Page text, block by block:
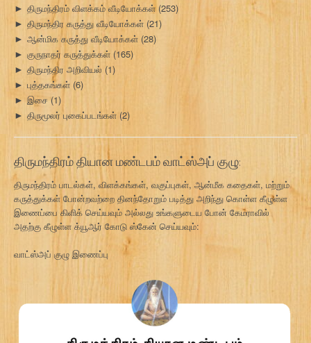
► திருமந்திரம் விளக்கம் வீடியோக்கள் (253)
► திருமந்திர கருத்து வீடியோக்கள் (21)
► ஆன்மிக கருத்து வீடியோக்கள் (28)
► குருநாதர் கருத்துக்கள் (165)
► திருமந்திர அறிவியல் (1)
► புத்தகங்கள் (6)
► இசை(1)
► திருமூலர் புகைப்படங்கள் (2)
திருமந்திரம் தியான மண்டபம் வாட்ஸ்அப் குழு:
திருமந்திரம் பாடல்கள், விளக்கங்கள், வகுப்புகள், ஆன்மீக கதைகள், மற்றும்
கருத்துக்கள் போன்றவற்றை தினந்தோறும் படித்து அறிந்து கொள்ள கீழுள்ள
இணைப்பை கிளிக் செய்யவும் அல்லது உங்களுடைய போன் கேமராவில்
அதற்கு கீழுள்ள க்யூஆர் கோடு ஸ்கேன் செய்யவும்:
வாட்ஸ்அப் குழு இணைப்பு